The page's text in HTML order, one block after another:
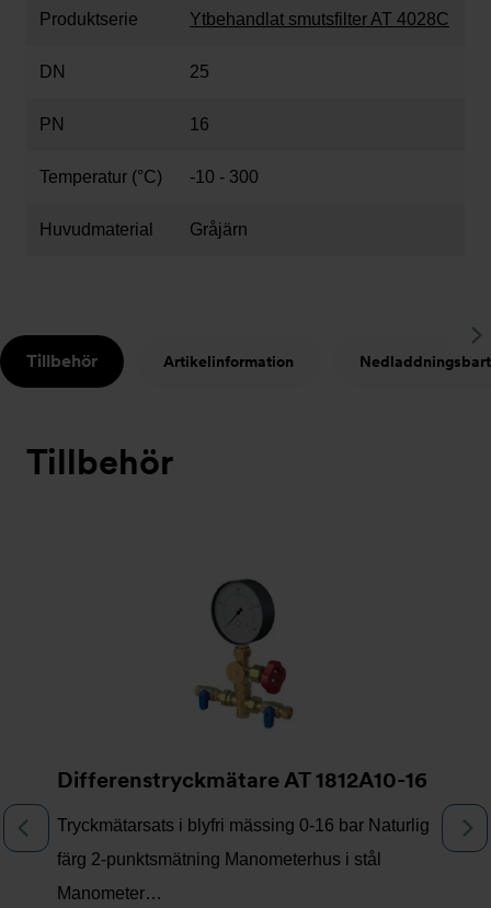
Produktserie Ytbehandlat smutsfilter AT 4028C
DN 25
PN 16
Temperatur (°C) -10 - 300
Huvudmaterial Gråjärn
Tillbehör Artikelinformation Nedladdningsbart
Tillbehör
Differenstryckmätare AT 1812A10-16
Tryckmätarsats i blyfri mässing 0-16 bar Naturlig
färg 2-punktsmätning Manometerhus i stål
Manometer…
Föregående